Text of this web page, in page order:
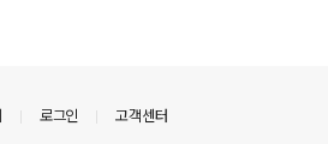
로그인 고객센터